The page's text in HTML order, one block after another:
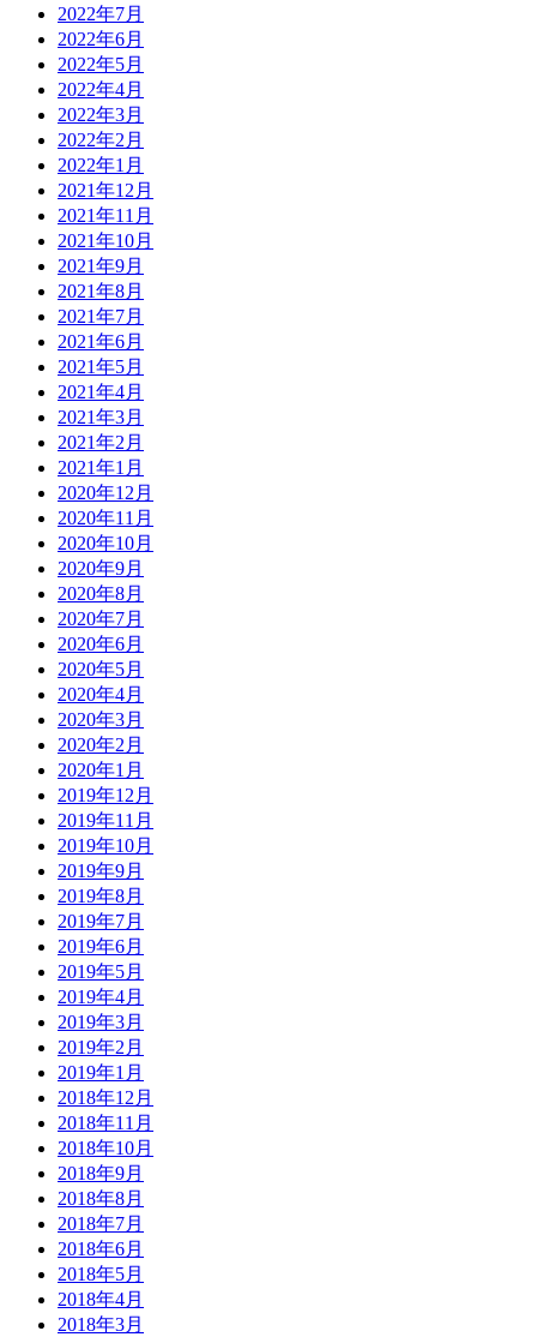
2022年7月
2022年6月
2022年5月
2022年4月
2022年3月
2022年2月
2022年1月
2021年12月
2021年11月
2021年10月
2021年9月
2021年8月
2021年7月
2021年6月
2021年5月
2021年4月
2021年3月
2021年2月
2021年1月
2020年12月
2020年11月
2020年10月
2020年9月
2020年8月
2020年7月
2020年6月
2020年5月
2020年4月
2020年3月
2020年2月
2020年1月
2019年12月
2019年11月
2019年10月
2019年9月
2019年8月
2019年7月
2019年6月
2019年5月
2019年4月
2019年3月
2019年2月
2019年1月
2018年12月
2018年11月
2018年10月
2018年9月
2018年8月
2018年7月
2018年6月
2018年5月
2018年4月
2018年3月